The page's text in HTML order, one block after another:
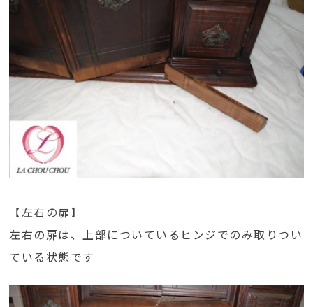
【左右の扉】
左右の扉は、上部についているヒンジでのみ取りつい
ている状態です